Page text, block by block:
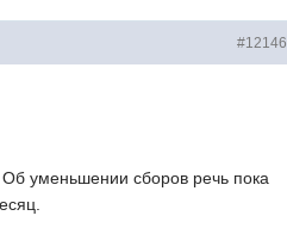
#12146
уменьшении сборов речь пока